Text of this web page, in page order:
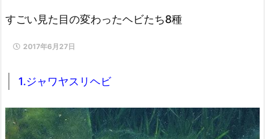
すごい見た目の変わったヘビたち8種
2017年6月27日
1.ジャワヤスリヘビ